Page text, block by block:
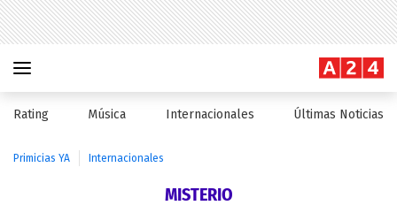
Rating Música Internacionales Últimas Noticias
Primicias YA Internacionales
MISTERIO